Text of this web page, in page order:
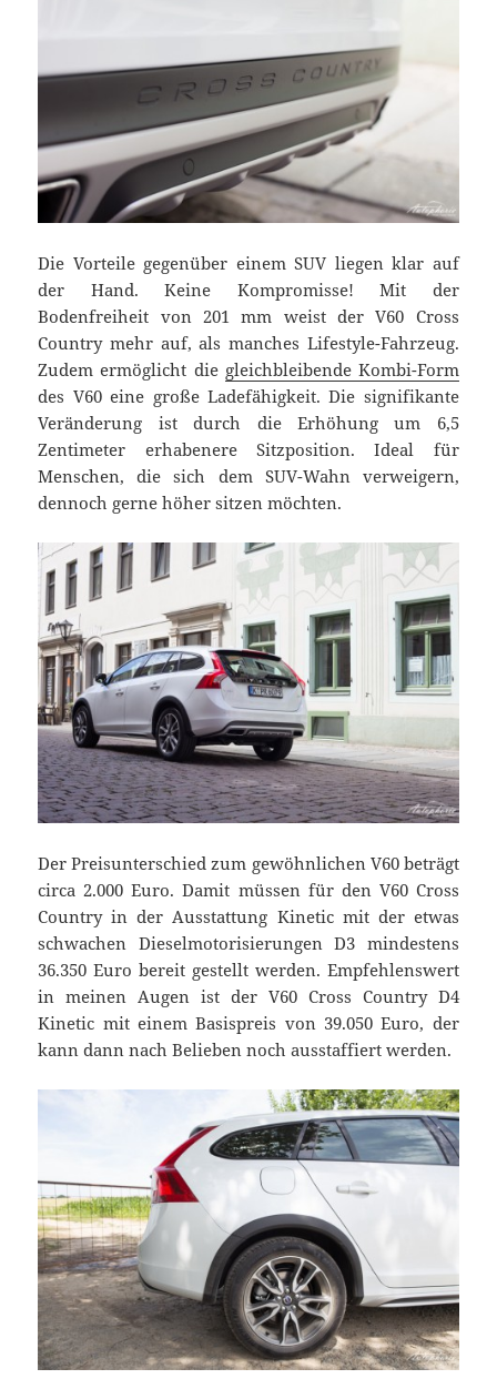
Die Vorteile gegenüber einem SUV liegen klar auf
der Hand. Keine Kompromisse! Mit der
Bodenfreiheit von 201 mm weist der V60 Cross
Country mehr auf, als manches Lifestyle-Fahrzeug.
Zudem ermöglicht die gleichbleibende Kombi-Form
des V60 eine große Ladefähigkeit. Die signifikante
Veränderung ist durch die Erhöhung um 6,5
Zentimeter erhabenere Sitzposition. Ideal für
Menschen, die sich dem SUV-Wahn verweigern,
dennoch gerne höher sitzen möchten.
Der Preisunterschied zum gewöhnlichen V60 beträgt
circa 2.000 Euro. Damit müssen für den V60 Cross
Country in der Ausstattung Kinetic mit der etwas
schwachen Dieselmotorisierungen D3 mindestens
36.350 Euro bereit gestellt werden. Empfehlenswert
in meinen Augen ist der V60 Cross Country D4
Kinetic mit einem Basispreis von 39.050 Euro, der
kann dann nach Belieben noch ausstaffiert werden.